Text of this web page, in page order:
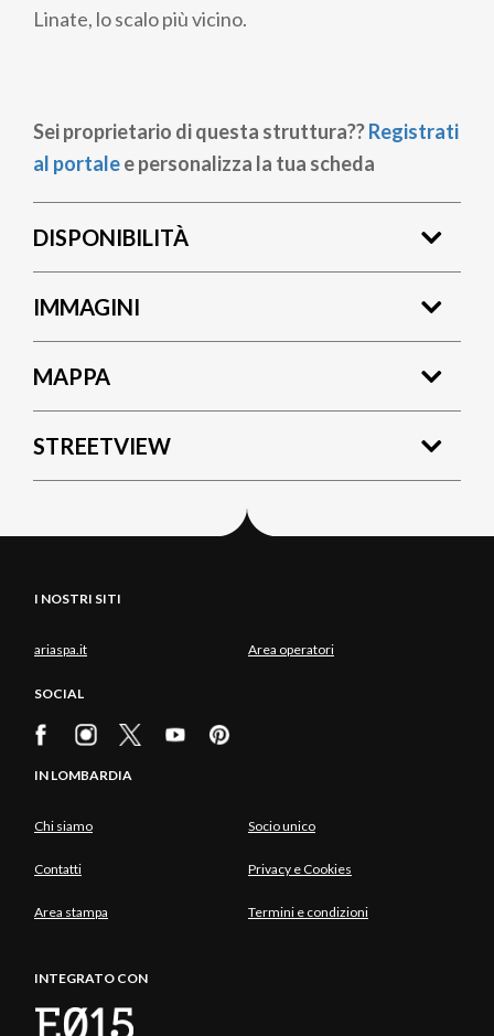
Linate, lo scalo più vicino.
Sei proprietario di questa struttura??Registrati
al portalee personalizza la tua scheda
DISPONIBILITÀ
IMMAGINI
MAPPA
STREETVIEW
I NOSTRI SITI
ariaspa.it Area operatori
SOCIAL
IN LOMBARDIA
Chi siamo Socio unico
Contatti Privacy e Cookies
Area stampa Termini e condizioni
INTEGRATO CON